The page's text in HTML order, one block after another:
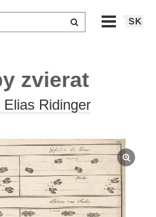
SK
zvierat
Elias Ridinger